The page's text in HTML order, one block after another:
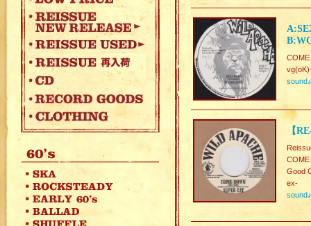
COME
sound♪
【
Good
ex-
sound♪